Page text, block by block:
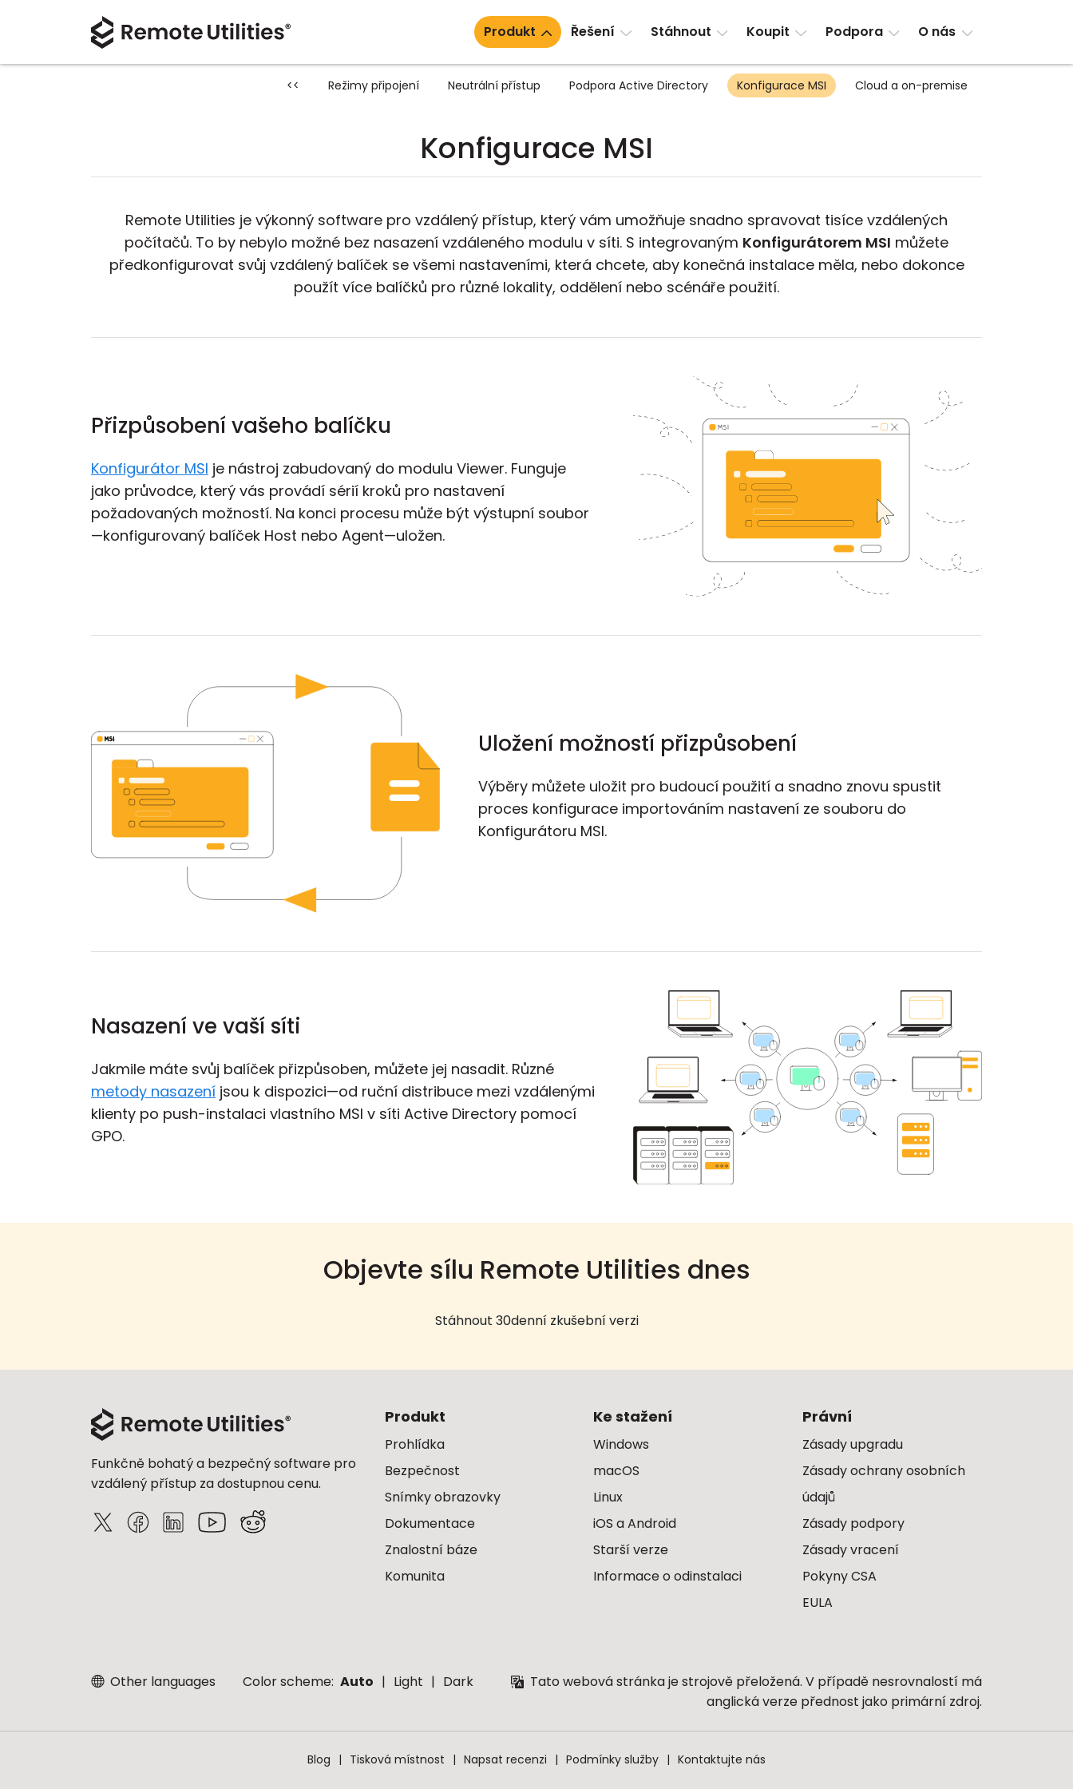
Produkt Řešení Stáhnout Koupit Podpora O nás
<< Režimy připojení Neutrální přístup Podpora Active Directory Konfigurace MSI Cloud a on-premise
Konfigurace MSI
Remote Utilities je výkonný software pro vzdálený přístup, který vám umožňuje snadno spravovat tisíce vzdálených
počítačů. To by nebylo možné bez nasazení vzdáleného modulu v síti. S integrovaným Konfigurátorem MSI můžete
předkonfigurovat svůj vzdálený balíček se všemi nastaveními, která chcete, aby konečná instalace měla, nebo dokonce
použít více balíčků pro různé lokality, oddělení nebo scénáře použití.
Přizpůsobení vašeho balíčku
Konfigurátor MSI je nástroj zabudovaný do modulu Viewer. Funguje
jako průvodce, který vás provádí sérií kroků pro nastavení
požadovaných možností. Na konci procesu může být výstupní soubor
—konfigurovaný balíček Host nebo Agent—uložen.
Uložení možností přizpůsobení
Výběry můžete uložit pro budoucí použití a snadno znovu spustit
proces konfigurace importováním nastavení ze souboru do
Konfigurátoru MSI.
Nasazení ve vaší síti
Jakmile máte svůj balíček přizpůsoben, můžete jej nasadit. Různé
metody nasazení jsou k dispozici—od ruční distribuce mezi vzdálenými
klienty po push-instalaci vlastního MSI v síti Active Directory pomocí
GPO.
Objevte sílu Remote Utilities dnes
Stáhnout 30denní zkušební verzi
Funkčně bohatý a bezpečný software pro
vzdálený přístup za dostupnou cenu.
Produkt
Prohlídka
Bezpečnost
Snímky obrazovky
Dokumentace
Znalostní báze
Komunita
Ke stažení
Windows
macOS
Linux
iOS a Android
Starší verze
Informace o odinstalaci
Právní
Zásady upgradu
Zásady ochrany osobních
údajů
Zásady podpory
Zásady vracení
Pokyny CSA
EULA
Other languages Color scheme: Auto Light Dark
Tato webová stránka je strojově přeložená. V případě nesrovnalostí má
anglická verze přednost jako primární zdroj.
Blog Tisková místnost Napsat recenzi Podmínky služby Kontaktujte nás